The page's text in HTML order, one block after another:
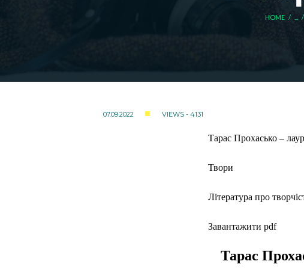
HOME
07.09.2022 VIEWS - 4131
Тарас Прохасько –
Твори
Література про
Завантажити pdf
Тарас